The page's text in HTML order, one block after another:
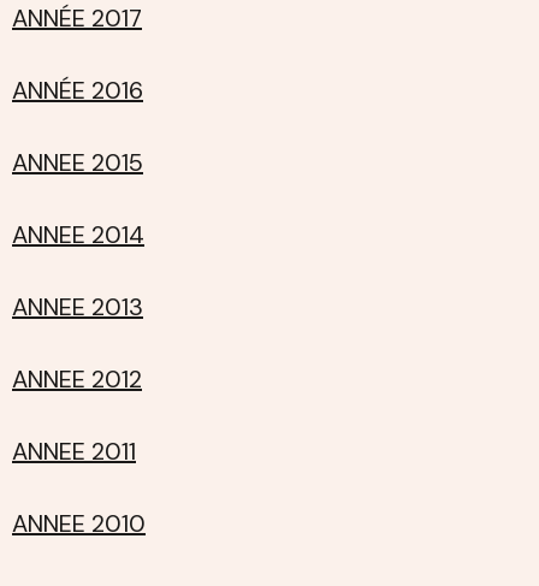
ANNÉE 2017
ANNÉE 2016
ANNEE 2015
ANNEE 2014
ANNEE 2013
ANNEE 2012
ANNEE 2011
ANNEE 2010